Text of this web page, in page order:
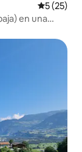
5 (25)
en una